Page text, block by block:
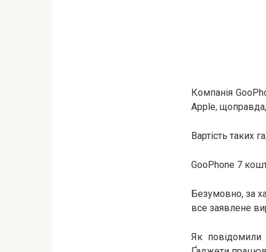
Компанія
Apple,
Вартість таких
GooPhone 7
Безумовно, за
все заявлене
Як повідомили